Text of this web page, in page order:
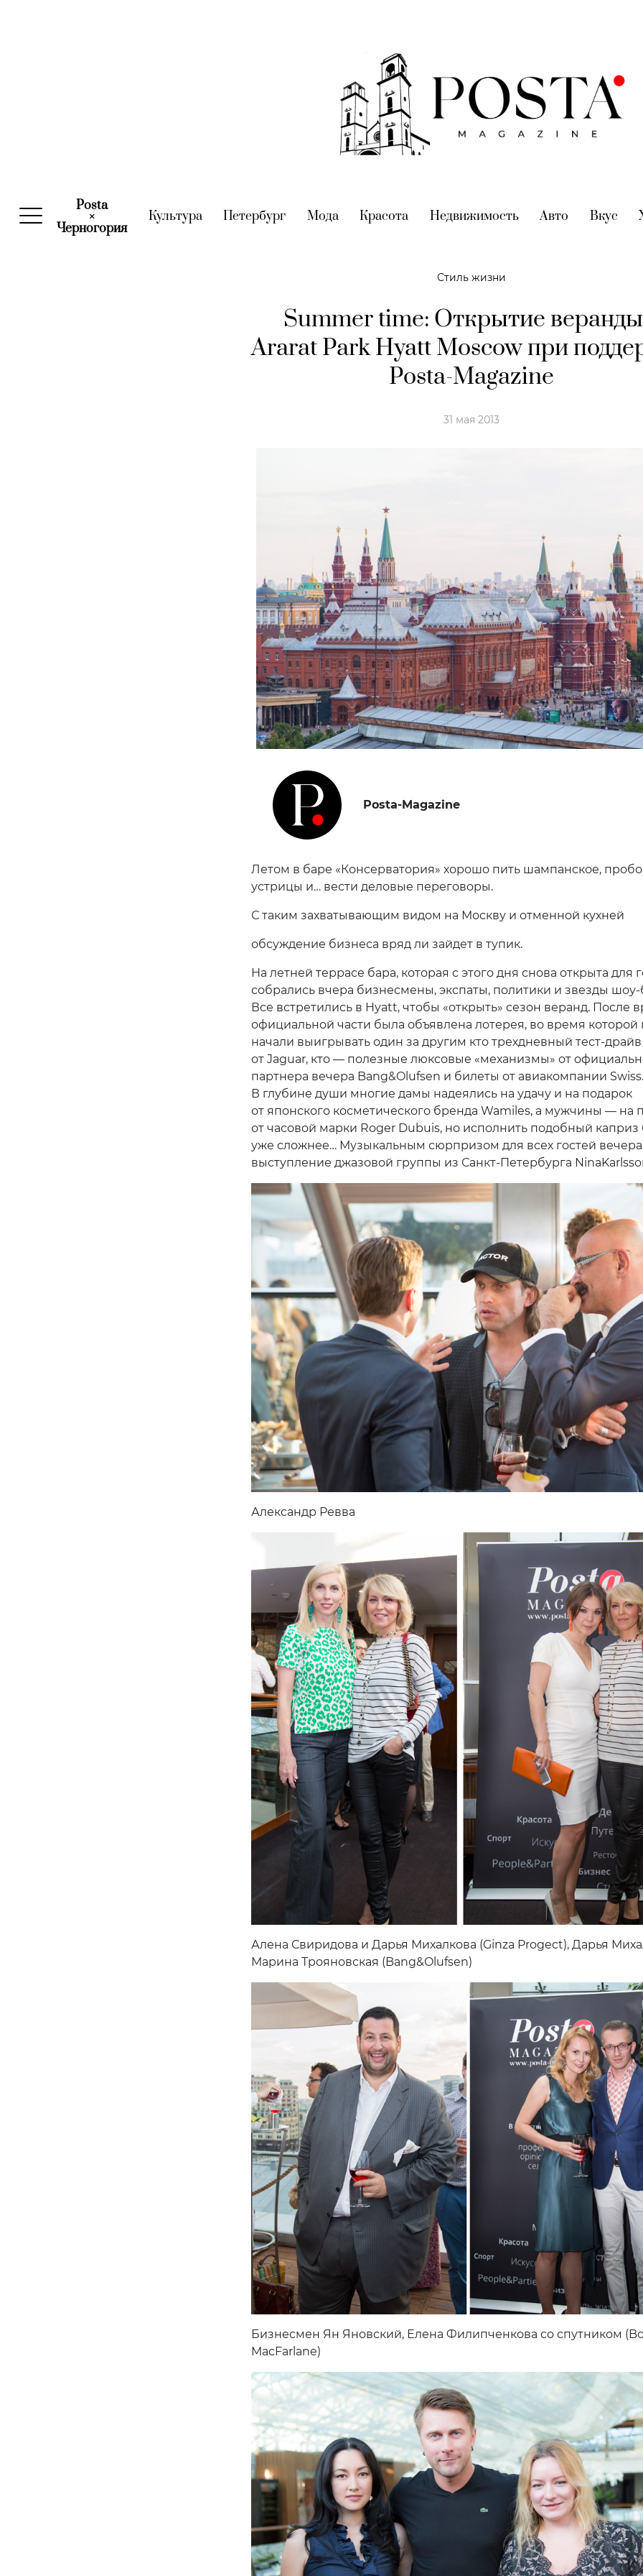
Posta
×
Черногория(current)
Культура(current)
Петербург (current)
Мода(current)
Красота (current)
Недвижимость(current)
Авто (current)
Вкус
Стиль жизни
Summer time: Открытие
Ararat Park Hyatt Moscow при
Posta-Magazine
31 мая 2013
Posta-Magazine
Летом в баре «Консерватория» хорошо пить шампанское,
устрицы и… вести деловые переговоры.
С таким захватывающим видом на Москву и отменной кухней
обсуждение бизнеса вряд ли зайдет в тупик.
На летней террасе бара, которая с этого дня снова открыта для
собрались вчера бизнесмены, экспаты, политики и звезды шоу-
Все встретились в Hyatt, чтобы «открыть» сезон веранд. После
официальной части была объявлена лотерея, во время которой
начали выигрывать один за другим кто трехдневный тест-драйв
от Jaguar, кто — полезные люксовые «механизмы» от
партнера вечера Bang&Olufsen и билеты от авиакомпании Swiss.
В глубине души многие дамы надеялись на удачу и на подарок
от японского косметического бренда Wamiles, а мужчины — на
от часовой марки Roger Dubuis, но исполнить подобный
уже сложнее… Музыкальным сюрпризом для всех гостей вечера
выступление джазовой группы из Санкт-Петербурга
Александр Ревва
Алена Свиридова и Дарья Михалкова (Ginza Progect), Дарья
Марина Трояновская (Bang&Olufsen)
Бизнесмен Ян Яновский, Елена Филипченкова со спутником
MacFarlane)